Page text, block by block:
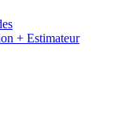
+ Estimateur